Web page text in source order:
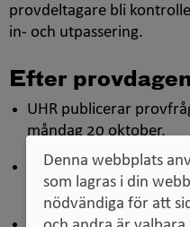
provdeltagare bli
in- och utpasser­ing.
Efter provdagen
UHR publicerar
måndag 20 oktober.
Facit läggs ut på
11:00.
Denna webbplats
som lagras i din
nödvändiga för att